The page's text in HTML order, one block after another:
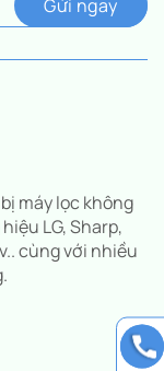
máy lọc không
LG, Sharp,
cùng với nhiều